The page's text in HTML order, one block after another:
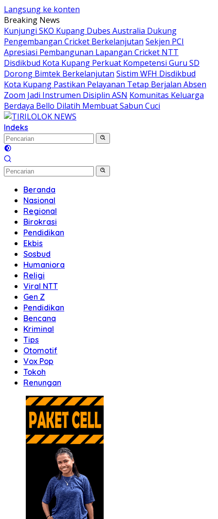
Langsung ke konten
Breaking News
Kunjungi SKO Kupang Dubes Australia Dukung
Pengembangan Cricket Berkelanjutan Sekjen PCI
Apresiasi Pembangunan Lapangan Cricket NTT
Disdikbud Kota Kupang Perkuat Kompetensi Guru SD
Dorong Bimtek Berkelanjutan Sistim WFH Disdikbud
Kota Kupang Pastikan Pelayanan Tetap Berjalan Absen
Zoom Jadi Instrumen Disiplin ASN Komunitas Keluarga
Berdaya Bello Dilatih Membuat Sabun Cuci
Indeks
Beranda
Nasional
Regional
Birokrasi
Pendidikan
Ekbis
Sosbud
Humaniora
Religi
Viral NTT
Gen Z
Pendidikan
Bencana
Kriminal
Tips
Otomotif
Vox Pop
Tokoh
Renungan